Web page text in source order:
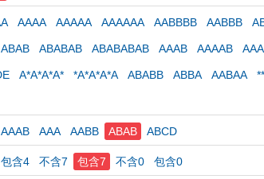
AAAA AAAAA AAAAAA AABBBB AABBB
ABAB ABABAB ABABABAB AAAB AAAAB
A*A*A*A* *A*A*A*A ABABB ABBA AABAA
AAAB AAA AABB ABAB ABCD
包含4 不含7 包含7 不含0 包含0